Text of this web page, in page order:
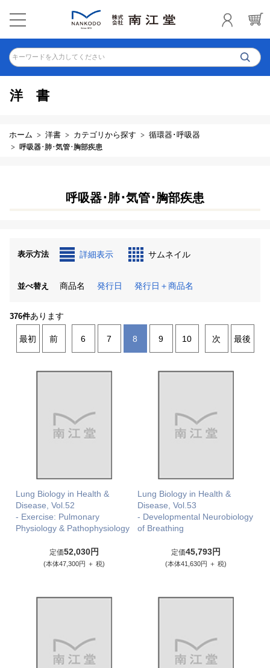
キーワードを入力してください
洋書
ホーム 洋書 カテゴリから探す 循環器･呼吸器
呼吸器･肺･気管･胸部疾患
呼吸器･肺･気管･胸部疾患
表示方法 詳細表示 サムネイル
並べ替え 商品名 発行日 発行日＋商品名
376件あります
最初 前 6 7 8 9 10 次 最後
Lung Biology in Health &
Disease, Vol.52
- Exercise: Pulmonary
Physiology & Pathophysiology
定価52,030円
(本体47,300円 ＋ 税)
Lung Biology in Health &
Disease, Vol.53
- Developmental Neurobiology
of Breathing
定価45,793円
(本体41,630円 ＋ 税)